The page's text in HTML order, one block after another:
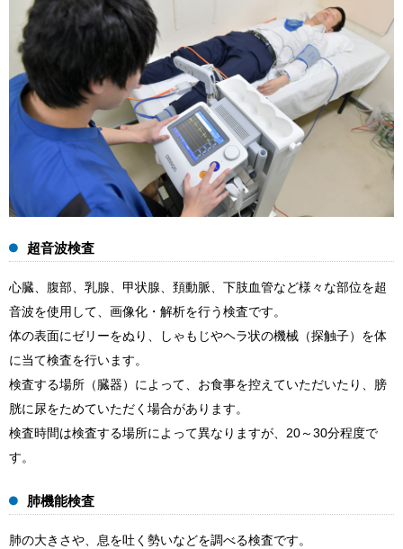
超音波検査
心臓、腹部、乳腺、甲状腺、頚動脈、下肢血管など様々な部位を超
音波を使用して、画像化・解析を行う検査です。
体の表面にゼリーをぬり、しゃもじやヘラ状の機械（探触子）を体
に当て検査を行います。
検査する場所（臓器）によって、お食事を控えていただいたり、膀
胱に尿をためていただく場合があります。
検査時間は検査する場所によって異なりますが、20～30分程度で
す。
肺機能検査
肺の大きさや、息を吐く勢いなどを調べる検査です。